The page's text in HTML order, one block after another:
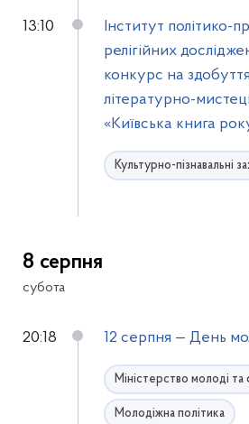
13:10
Інститут політико-
релігійних
конкурс на
літературно-
«Київська книга
Культурно-пізнавальні
8 серпня
субота
20:18 12 серпня — День
Міністерство молоді та
Молодіжна політика